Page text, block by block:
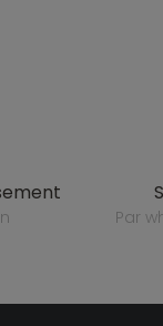
par whatsapp, e-mail ou